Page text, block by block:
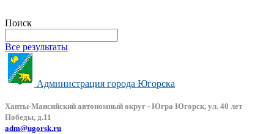
Поиск
Все результаты
Администрация города Югорска
Ханты-Мансийский автономный округ - Югра Югорск, ул. 40 лет
Победы, д.11
adm@ugorsk.ru